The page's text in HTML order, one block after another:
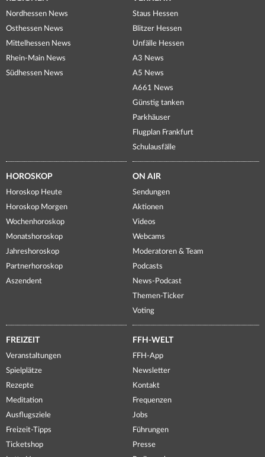
Nordhessen News
Osthessen News
Mittelhessen News
Rhein-Main News
Südhessen News
Staus Hessen
Blitzer Hessen
Unfälle Hessen
A3 News
A5 News
A661 News
Günstig tanken
Parkhäuser
Flugplan Frankfurt
Schulausfälle
HOROSKOP
Horoskop Heute
Horoskop Morgen
Wochenhoroskop
Monatshoroskop
Jahreshoroskop
Partnerhoroskop
Aszendent
ON AIR
Sendungen
Aktionen
Videos
Webcams
Moderatoren & Team
Podcasts
News-Podcast
Themen-Ticker
Voting
FREIZEIT
Veranstaltungen
Spielplätze
Rezepte
Meditation
Ausflugsziele
Freizeit-Tipps
Ticketshop
FFH-WELT
FFH-App
Newsletter
Kontakt
Frequenzen
Jobs
Führungen
Presse